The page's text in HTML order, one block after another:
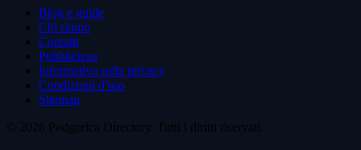
Blog e guide
Chi siamo
Contatti
Pubblicizza
Informativa sulla privacy
Condizioni d'uso
Sitemap
© 2026 Podgorica Directory. Tutti i diritti riservati.